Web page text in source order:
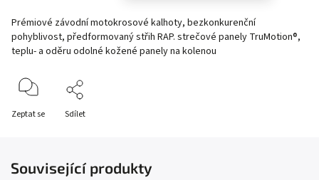
Prémiové závodní motokrosové kalhoty, bezkonkurenční
pohyblivost, předformovaný střih RAP. strečové panely TruMotion®,
teplu- a oděru odolné kožené panely na kolenou
Zeptat se Sdílet
Související produkty